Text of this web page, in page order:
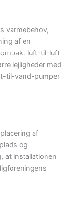
varmebehov,
af en
luft-til-luft
lejligheder med
til-vand-pumper
af
og
at installationen